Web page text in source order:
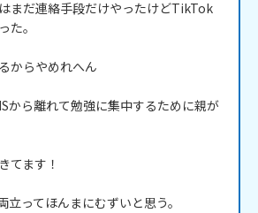
まだ連絡手段だけやったけどTikTok
た。
からやめれへん
から離れて勉強に集中するために親が
てます！
立ってほんまにむずいと思う。